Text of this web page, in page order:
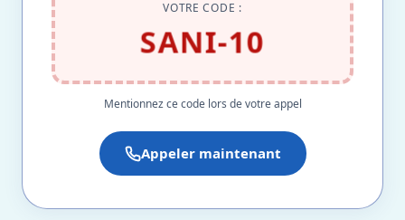
VOTRE CODE :
SANI-10
Mentionnez ce code lors de votre appel
Appeler maintenant